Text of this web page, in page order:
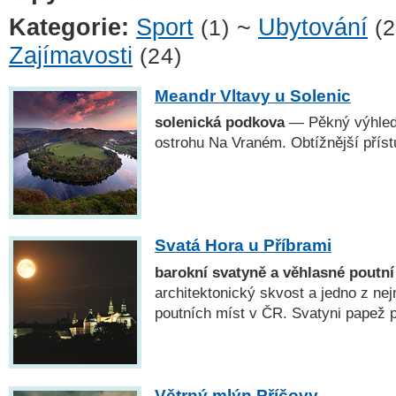
Kategorie: Sport (1) ~ Ubytování
Zajímavosti (24)
Meandr Vltavy u Solenic
solenická podkova— Pěkný výhled
ostrohu Na Vraném. Obtížnější
Svatá Hora u Příbrami
barokní svatyně a věhlasné
architektonický skvost a jedno z
poutních míst v ČR. Svatyni papež